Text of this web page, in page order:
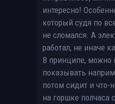
интересно!
который судя по
не сломался. А
работал, не иначе
В принципе, можно
показывать
потом сидит и что-
на горшке полчаса